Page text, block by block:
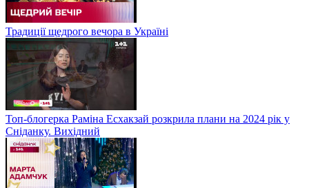
Традиції щедрого вечора в Україні
Топ-блогерка Раміна Есхакзай розкрила плани на 2024 рік у
Сніданку. Вихідний